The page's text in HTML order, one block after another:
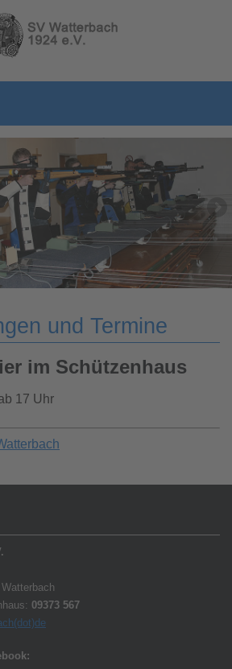
und Termine
im Schützenhaus
17 Uhr
09373 567